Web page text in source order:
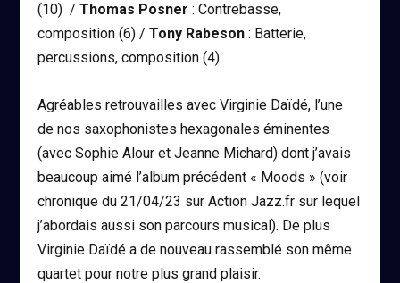
(10) /Thomas Posner : Contrebasse,
composition (6) /Tony Rabeson : Batterie,
percussions, composition (4)
Agréables retrouvailles avec Virginie Daïdé, l’une
de nos saxophonistes hexagonales éminentes
(avec Sophie Alour et Jeanne Michard) dont j’avais
beaucoup aimé l’album précédent « Moods » (voir
chronique du 21/04/23 sur Action Jazz.fr sur lequel
j’abordais aussi son parcours musical). De plus
Virginie Daïdé a de nouveau rassemblé son même
quartet pour notre plus grand plaisir.